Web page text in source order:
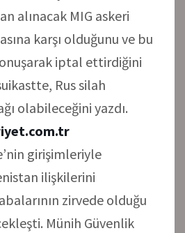
alınacak MIG askeri
karşı olduğunu ve bu
iptal ettirdiğini
Rus silah
olabileceğini yazdı.
girişimleriyle
ilişkilerini
zirvede olduğu
Münih Güvenlik